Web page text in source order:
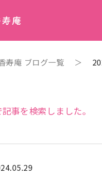
寿庵 ブログ一覧 ＞
記事を検索しました。